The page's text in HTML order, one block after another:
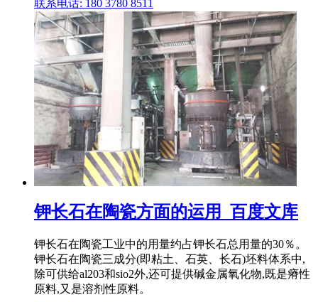
联系电话: 180 3780 8511
钾长石在陶瓷方面的运用_百度文库
钾长石在陶瓷工业中的用量约占钾长石总用量的30％。
钾长石在陶瓷三成分(即粘土、石英、长石)坯料体系中,
除可供给al203和sio2外,还可提供碱金属氧化物,既是瘠性
原料,又是溶剂性原料。